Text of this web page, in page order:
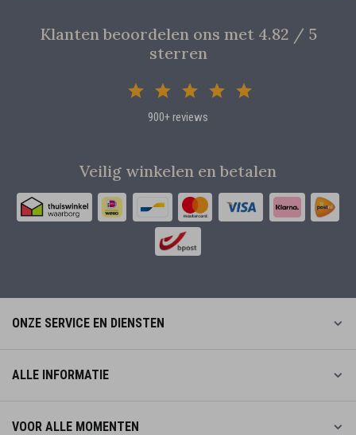
Klanten beoordelen ons met 4.82 / 5
sterren
900+ reviews
Veilig winkelen en betalen
ONZE SERVICE EN DIENSTEN
ALLE INFORMATIE
VOOR ALLE MOMENTEN